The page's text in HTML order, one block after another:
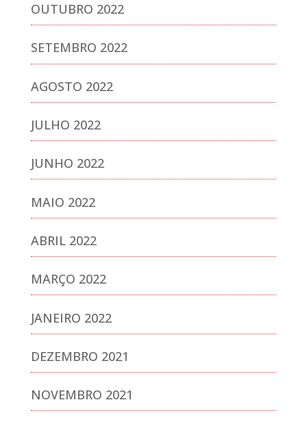
OUTUBRO 2022
SETEMBRO 2022
AGOSTO 2022
JULHO 2022
JUNHO 2022
MAIO 2022
ABRIL 2022
MARÇO 2022
JANEIRO 2022
DEZEMBRO 2021
NOVEMBRO 2021